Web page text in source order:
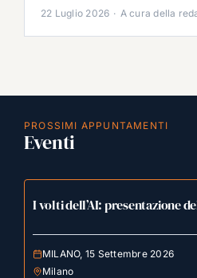
22 Luglio 2026 · A cura della
PROSSIMI APPUNTAMENTI
Eventi
I volti dell’AI: presentazione
MILANO, 15 Settembre 2026
Milano